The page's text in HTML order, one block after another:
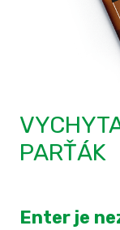
PARŤÁK
Enter je